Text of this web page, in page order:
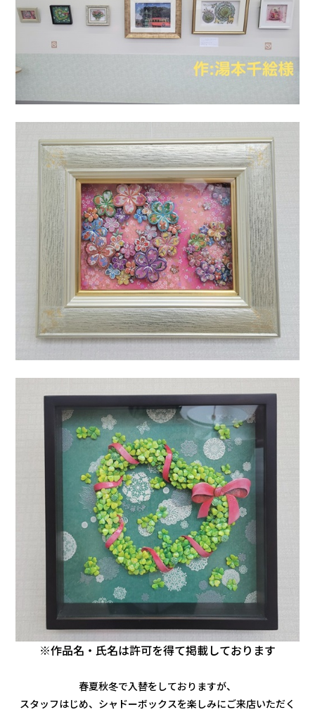
※作品名・氏名は許可を得て掲載しております
春夏秋冬で入替をしておりますが、
スタッフはじめ、シャドーボックスを楽しみにご来店いただく